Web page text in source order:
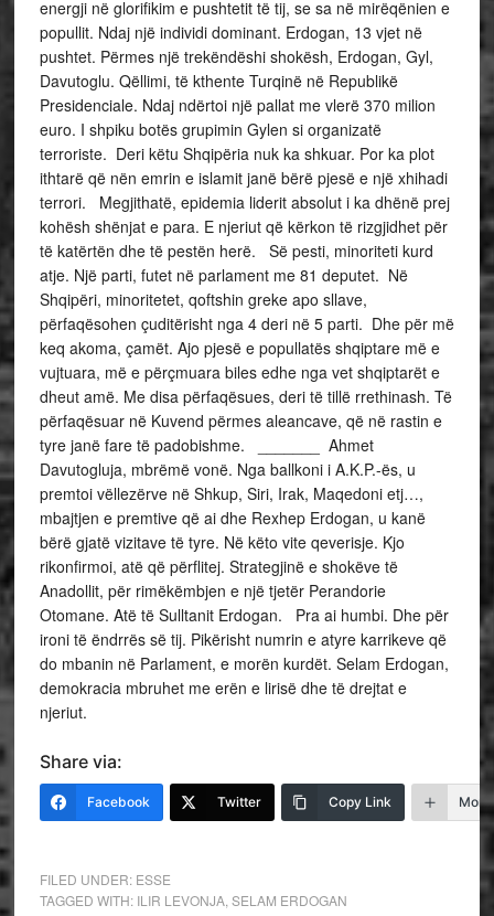
energji në glorifikim e pushtetit të tij, se sa në mirëqënien e
popullit. Ndaj një individi dominant. Erdogan, 13 vjet në
pushtet. Përmes një trekëndëshi shokësh, Erdogan, Gyl,
Davutoglu. Qëllimi, të kthente Turqinë në Republikë
Presidenciale. Ndaj ndërtoi një pallat me vlerë 370 milion
euro. I shpiku botës grupimin Gylen si organizatë
terroriste. Deri këtu Shqipëria nuk ka shkuar. Por ka plot
ithtarë që nën emrin e islamit janë bërë pjesë e një xhihadi
terrori. Megjithatë, epidemia liderit absolut i ka dhënë prej
kohësh shënjat e para. E njeriut që kërkon të rizgjidhet për
të katërtën dhe të pestën herë. Së pesti, minoriteti kurd
atje. Një parti, futet në parlament me 81 deputet. Në
Shqipëri, minoritetet, qoftshin greke apo sllave,
përfaqësohen çuditërisht nga 4 deri në 5 parti. Dhe për më
keq akoma, çamët. Ajo pjesë e popullatës shqiptare më e
vujtuara, më e përçmuara biles edhe nga vet shqiptarët e
dheut amë. Me disa përfaqësues, deri të tillë rrethinash. Të
përfaqësuar në Kuvend përmes aleancave, që në rastin e
tyre janë fare të padobishme. _______ Ahmet
Davutogluja, mbrëmë vonë. Nga ballkoni i A.K.P.-ës, u
premtoi vëllezërve në Shkup, Siri, Irak, Maqedoni etj…,
mbajtjen e premtive që ai dhe Rexhep Erdogan, u kanë
bërë gjatë vizitave të tyre. Në këto vite qeverisje. Kjo
rikonfirmoi, atë që përflitej. Strategjinë e shokëve të
Anadollit, për rimëkëmbjen e një tjetër Perandorie
Otomane. Atë të Sulltanit Erdogan. Pra ai humbi. Dhe për
ironi të ëndrrës së tij. Pikërisht numrin e atyre karrikeve që
do mbanin në Parlament, e morën kurdët. Selam Erdogan,
demokracia mbruhet me erën e lirisë dhe të drejtat e
njeriut.
Share via:
Facebook Twitter Copy Link More
FILED UNDER: ESSE
TAGGED WITH: ILIR LEVONJA, SELAM ERDOGAN